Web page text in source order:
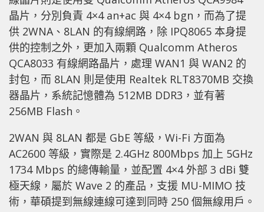
晶片，分別負責 4×4 an+ac 與 4×4 bgn，而為了提
供 2WNA、8LAN 的有線網路，除 IPQ8065 本身提
供的控制之外，更加入兩顆 Qualcomm Atheros
QCA8033 有線網路晶片，處理 WAN1 與 WAN2 的
封包，而 8LAN 則是使用 Realtek RLT8370MB 交換
器晶片，系統記憶體為 512MB DDR3，並有著
256MB Flash。
2WAN 與 8LAN 都是 GbE 等級，Wi-Fi 方面為
AC2600 等級，實際是 2.4GHz 800Mbps 加上 5GHz
1734 Mbps 的總傳輸量，並配置 4×4 外部 3 dBi 雙
極天線，屬於 Wave 2 的產品，支援 MU-MIMO 技
術，華碩提到無線連線可達到同時 250 個無線用戶。